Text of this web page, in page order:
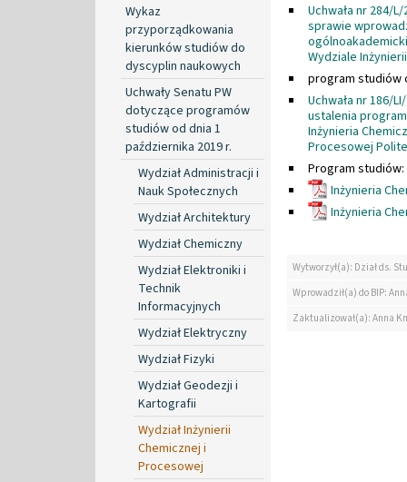
Wykaz
przyporządkowania
kierunków studiów do
dyscyplin naukowych
Uchwały Senatu PW
dotyczące programów
studiów od dnia 1
października 2019 r.
Wydział Administracji i
Nauk Społecznych
Wydział Architektury
Wydział Chemiczny
Wydział Elektroniki i
Technik
Informacyjnych
Wydział Elektryczny
Wydział Fizyki
Wydział Geodezji i
Kartografii
Wydział Inżynierii
Chemicznej i
Procesowej
Uchwała nr 284/
sprawie
Wydziale
program studiów
Uchwała nr 186/
ustalenia
Inżynieria
Procesowej
Program studiów:
Inżynieria
Inżynieria
Wytworzył(a): Dział ds.
Wprowadził(a) do BIP:
Zaktualizował(a): Anna